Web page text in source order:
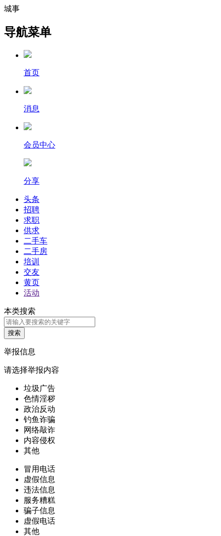
城事
导航菜单
首页
消息
会员中心
分享
头条
招聘
求职
供求
二手车
二手房
培训
交友
黄页
活动
本类搜索
举报信息
请选择举报内容
垃圾广告
色情淫秽
政治反动
钓鱼诈骗
网络敲诈
内容侵权
其他
冒用电话
虚假信息
违法信息
服务糟糕
骗子信息
虚假电话
其他